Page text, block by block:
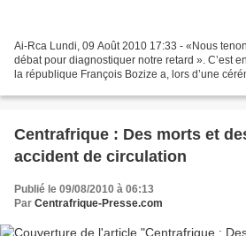
Ai-Rca Lundi, 09 Août 2010 17:33 - «Nous
débat pour diagnostiquer notre retard ». C’est
la république François Bozize a, lors d’une
Centrafrique : Des morts et
accident de circulation
Publié le 09/08/2010 à 06:13
Par Centrafrique-Presse.com